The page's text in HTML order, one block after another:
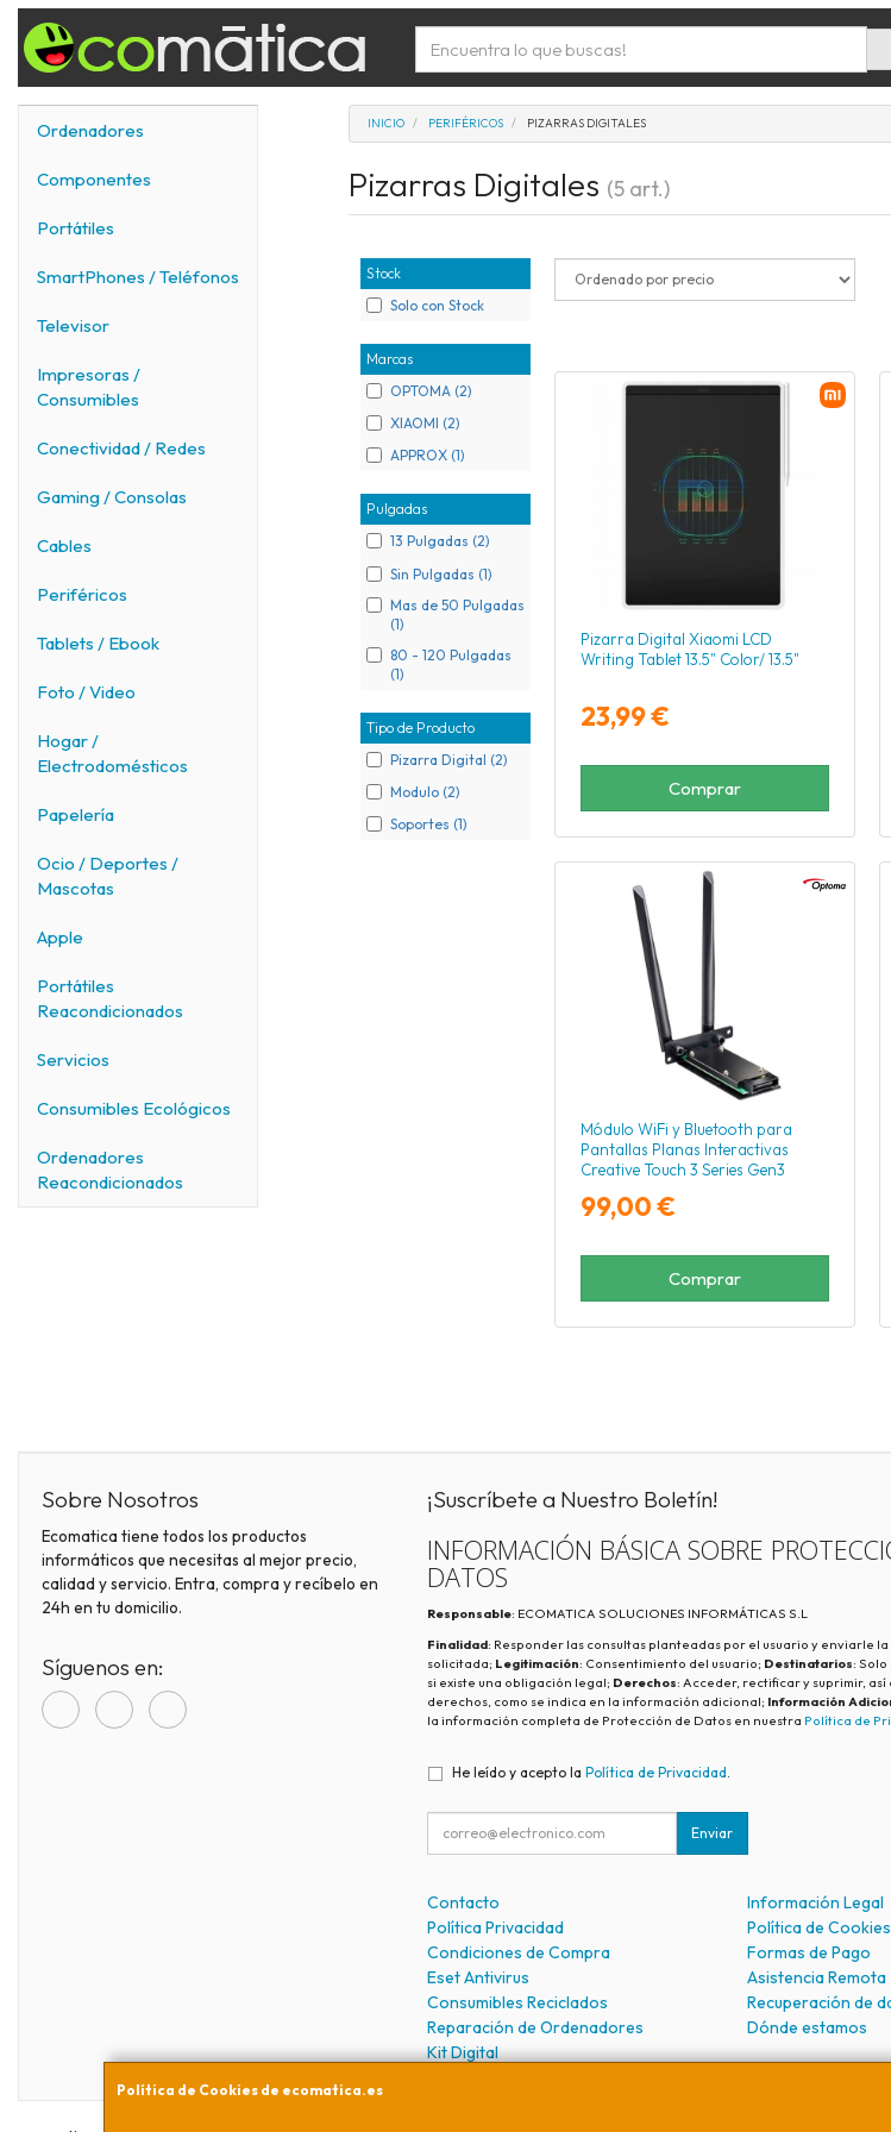
Ordenadores
Componentes
Portátiles
SmartPhones / Teléfonos
Televisor
Impresoras /
Consumibles
Conectividad / Redes
Gaming / Consolas
Cables
Periféricos
Tablets / Ebook
Foto / Video
Hogar /
Electrodomésticos
Papelería
Ocio / Deportes /
Mascotas
Apple
Portátiles
Reacondicionados
Servicios
Consumibles Ecológicos
Ordenadores
Reacondicionados
INICIO PERIFÉRICOS PIZARRAS DIGITALES
Pizarras Digitales (5 art.)
Stock
Solo con Stock
Marcas
OPTOMA (2)
XIAOMI (2)
APPROX (1)
Pulgadas
13 Pulgadas (2)
Sin Pulgadas (1)
Mas de 50 Pulgadas
(1)
80 - 120 Pulgadas
(1)
Tipo de Producto
Pizarra Digital (2)
Modulo (2)
Soportes (1)
Pizarra Digital Xiaomi LCD
Writing Tablet 13.5" Color/ 13.5"
23,99 €
Comprar
Módulo WiFi y Bluetooth para
Pantallas Planas Interactivas
Creative Touch 3 Series Gen3
99,00 €
Comprar
Política de Cookies de ecomatica.es
Sobre Nosotros
Ecomatica tiene todos los productos
informáticos que necesitas al mejor precio,
calidad y servicio. Entra, compra y recíbelo en
24h en tu domicilio.
Síguenos en:
¡Suscríbete a Nuestro Boletín!
INFORMACIÓN BÁSICA SOBRE
DATOS
Responsable: ECOMATICA SOLUCIONES INFORMÁTICAS S.L
Finalidad: Responder las consultas planteadas por el usuario y enviarle
solicitada; Legitimación: Consentimiento del usuario; Destinatarios:
si existe una obligación legal; Derechos: Acceder, rectificar y suprimir, así
derechos, como se indica en la información adicional; Información
la información completa de Protección de Datos en nuestra Política de
He leído y acepto la Política de Privacidad
Enviar
Contacto
Información Legal
Política Privacidad
Política de Cookies
Condiciones de Compra
Formas de Pago
Eset Antivirus
Asistencia Remota
Consumibles Reciclados
Recuperación de
Reparación de Ordenadores
Dónde estamos
Kit Digital